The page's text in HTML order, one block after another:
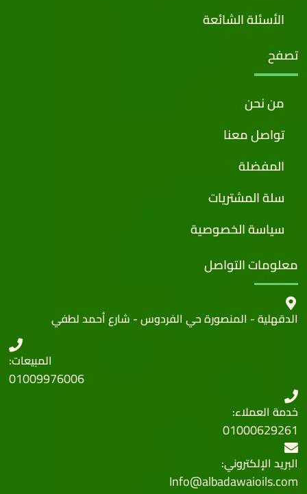
الأسئلة الشائعة
تصفح
من نحن
تواصل معنا
المفضلة
سلة المشتريات
سياسة الخصوصية
معلومات التواصل
الدقهلية - المنصورة حي الفردوس - شارع أحمد لطفي
المبيعات:
01009976006
خدمة العملاء:
01000629261
البريد الإلكتروني:
Info@albadawaioils.com